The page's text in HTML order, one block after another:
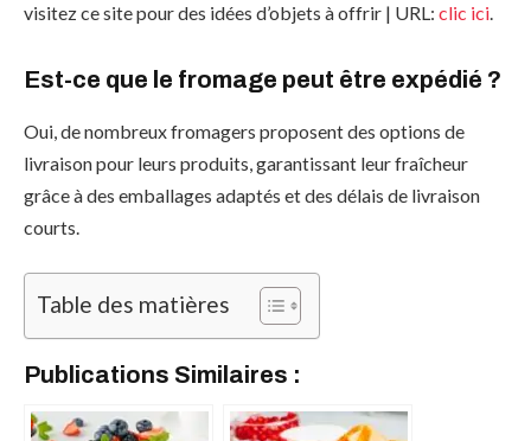
visitez ce site pour des idées d’objets à offrir | URL: clic ici.
Est-ce que le fromage peut être expédié ?
Oui, de nombreux fromagers proposent des options de
livraison pour leurs produits, garantissant leur fraîcheur
grâce à des emballages adaptés et des délais de livraison
courts.
Table des matières
Publications Similaires :